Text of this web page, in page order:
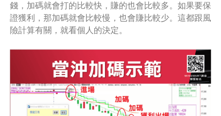
錢，加碼就會打的比較快，賺的也會比較多。如果要保
證獲利，那加碼就會比較慢，也會賺比較少。這都跟風
險計算有關，就看個人的決定。